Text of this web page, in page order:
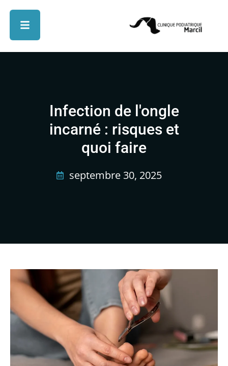
Infection de l'ongle
incarné : risques et
quoi faire
septembre 30, 2025